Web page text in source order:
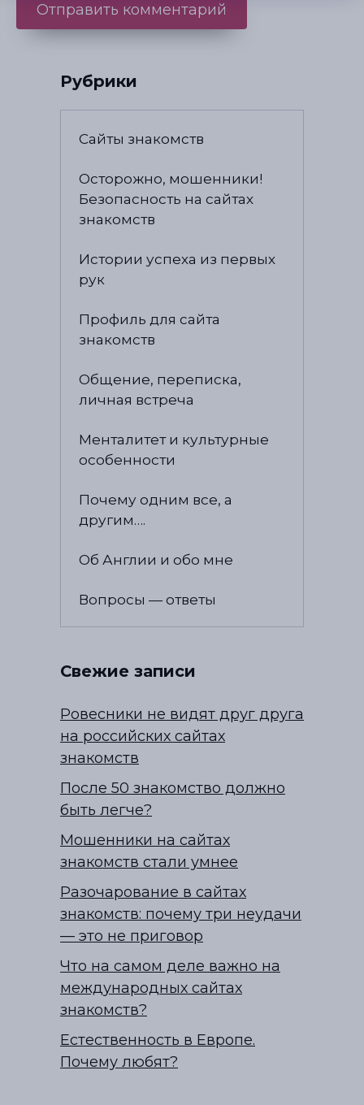
Рубрики
Сайты знакомств
Осторожно, мошенники!
Безопасность на сайтах
знакомств
Истории успеха из первых
рук
Профиль для сайта
знакомств
Общение, переписка,
личная встреча
Менталитет и культурные
особенности
Почему одним все, а
другим….
Об Англии и обо мне
Вопросы — ответы
Свежие записи
Ровесники не видят друг друга
на российских сайтах
знакомств
После 50 знакомство должно
быть легче?
Мошенники на сайтах
знакомств стали умнее
Разочарование в сайтах
знакомств: почему три неудачи
— это не приговор
Что на самом деле важно на
международных сайтах
знакомств?
Естественность в Европе.
Почему любят?